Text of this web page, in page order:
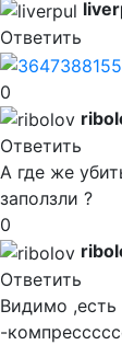
Ответить
0
Ответить
А где же
заползли ?
0
Ответить
Видимо
-